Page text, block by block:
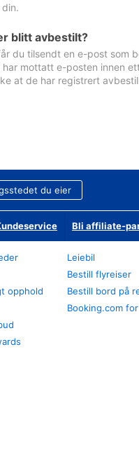
blitt avbestilt?
du tilsendt en e-post som
mottatt e-posten innen
at de har registrert
du eier
Bli affiliate-
opphold
Leiebil
Bestill flyreiser
Bestill bord på
Booking.com